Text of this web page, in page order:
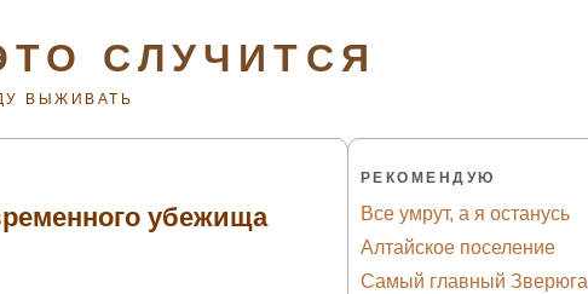
СЛУЧИТСЯ
ВЫЖИВАТЬ
убежища
РЕКОМЕНДУЮ
Все умрут, а я останусь
Алтайское поселение
Самый главный Зверюга